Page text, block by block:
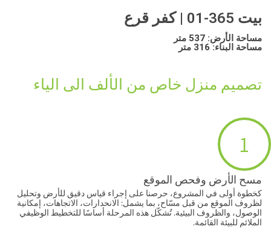
بيت 365-01 | كفر قرع
مساحة الأرض: 537 متر
مساحة البناء: 316 متر
تصميم منزل خاص من الألف الى الياء
1
مسح الأرض وفحص الموقع
كخطوة أولى في المشروع، حرصنا على إجراء قياس دقيق للأرض وتحليل
لظروف الموقع من قبل مسّاح، بما يشمل: الانحدارات، الاتجاهات، إمكانية
الوصول، والظروف البيئية. تُشكّل هذه المرحلة أساسًا للتخطيط الوظيفي
الملائم للبيئة القائمة.